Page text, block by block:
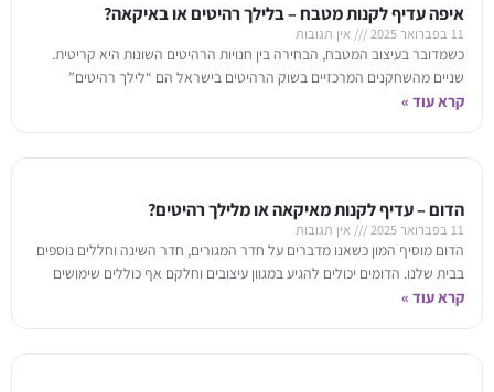
איפה עדיף לקנות מטבח – בלילך רהיטים או באיקאה?
11 בפברואר 2025 אין תגובות
כשמדובר בעיצוב המטבח, הבחירה בין חנויות הרהיטים השונות היא קריטית.
שניים מהשחקנים המרכזיים בשוק הרהיטים בישראל הם “לילך רהיטים”
ואיקאה, וכל אחד מהם מציע גישה
קרא עוד »
הדום – עדיף לקנות מאיקאה או מלילך רהיטים?
11 בפברואר 2025 אין תגובות
הדום מוסיף המון כשאנו מדברים על חדר המגורים, חדר השינה וחללים נוספים
בבית שלנו. הדומים יכולים להגיע במגוון עיצובים וחלקם אף כוללים שימושים
פרקטיים נוספים
קרא עוד »